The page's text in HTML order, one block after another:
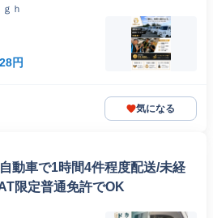
ｈ
円
気になる
動車で1時間4件程度配送/未経
限定普通免許でOK